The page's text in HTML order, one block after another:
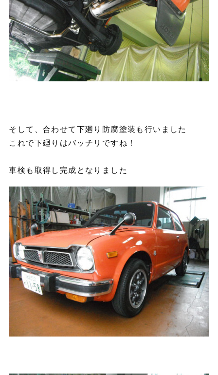
そして、合わせて下廻り防腐塗装も行いました
これで下廻りはバッチリですね！
車検も取得し完成となりました